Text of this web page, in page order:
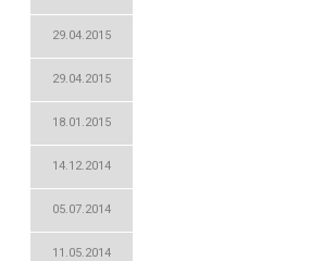
29.04.2015
29.04.2015
18.01.2015
14.12.2014
05.07.2014
11.05.2014